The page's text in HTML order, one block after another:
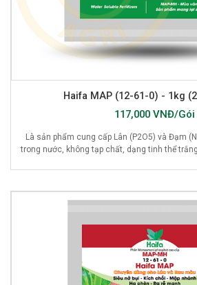
Haifa MAP (12-61-0) - 1kg
117,000 VNĐ/Gói
Là sản phẩm cung cấp Lân (P2O5) và Đạm
trong nước, không tạp chất, dạng tinh thể